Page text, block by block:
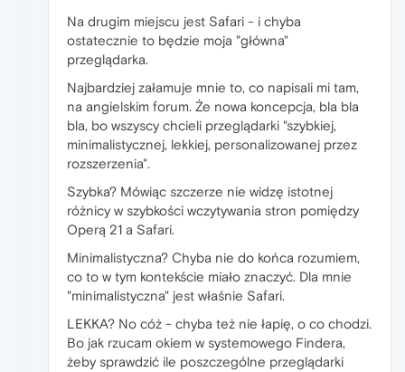
Na drugim miejscu jest Safari - i chyba
ostatecznie to będzie moja "główna"
przeglądarka.
Najbardziej załamuje mnie to, co napisali mi tam,
na angielskim forum. Że nowa koncepcja, bla bla
bla, bo wszyscy chcieli przeglądarki "szybkiej,
minimalistycznej, lekkiej, personalizowanej przez
rozszerzenia".
Szybka? Mówiąc szczerze nie widzę istotnej
różnicy w szybkości wczytywania stron pomiędzy
Operą 21 a Safari.
Minimalistyczna? Chyba nie do końca rozumiem,
co to w tym kontekście miało znaczyć. Dla mnie
"minimalistyczna" jest właśnie Safari.
LEKKA? No cóż - chyba też nie łapię, o co chodzi.
Bo jak rzucam okiem w systemowego Findera,
żeby sprawdzić ile poszczególne przeglądarki